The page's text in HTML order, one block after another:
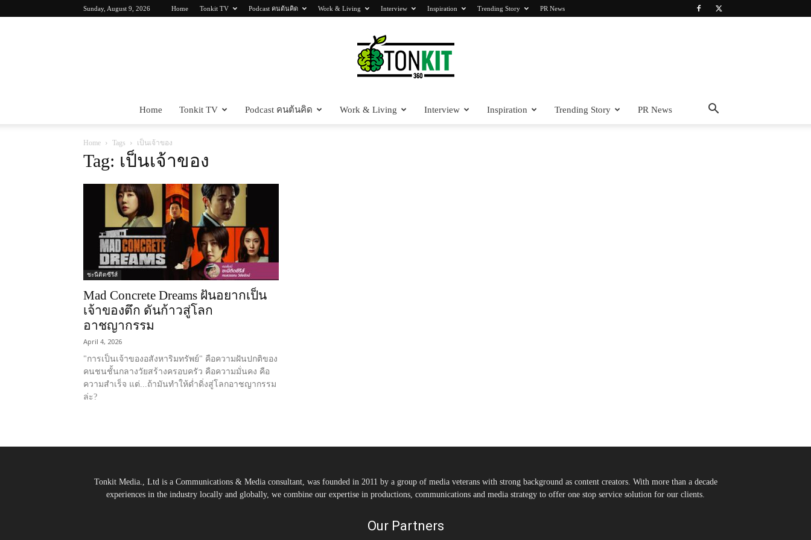
Sunday, August 9, 2026 Home Tonkit TV Podcast คนต้นคิด Work & Living Interview Inspiration Trending Story PR News
Home Tonkit TV Podcast คนต้นคิด Work & Living Interview Inspiration Trending Story PR News
Home Tags เป็นเจ้าของ
Tag: เป็นเจ้าของ
ชะนีติดซีรีส์
Mad Concrete Dreams ฝันอยากเป็น
เจ้าของตึก ดันก้าวสู่โลก
อาชญากรรม
April 4, 2026
"การเป็นเจ้าของอสังหาริมทรัพย์" คือความฝันปกติของ
คนชนชั้นกลางวัยสร้างครอบครัว คือความมั่นคง คือ
ความสำเร็จ แต่...ถ้ามันทำให้ด่ำดิ่งสู่โลกอาชญากรรม
ล่ะ?
Tonkit Media., Ltd is a Communications & Media consultant, was founded in 2011 by a group of media veterans with strong background as content creators. With more than a decade
experiences in the industry locally and globally, we combine our expertise in productions, communications and media strategy to offer one stop service solution for our clients.
Our Partners